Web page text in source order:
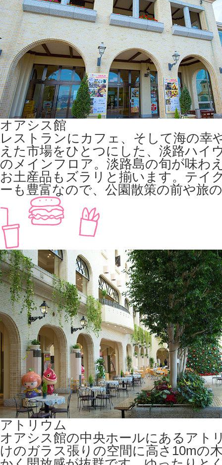
オアシス館
レストランにカフェ、そして海の幸
えた市場をひとつにした、淡路ハイ
のメインフロア。淡路島の旬が味わ
お土産品もズラリと揃います。テイ
ーも豊富なので、公園散策の前や旅
アトリウム
オアシス館の中央ホールにあるアト
けのガラス張りの空間に高さ10mの